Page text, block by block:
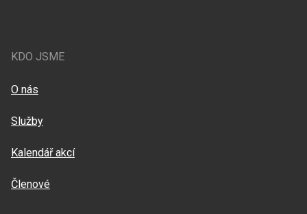
KDO JSME
O nás
Služby
Kalendář akcí
Členové